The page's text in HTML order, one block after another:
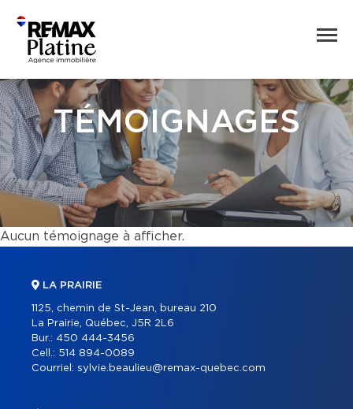
TÉMOIGNAGES
Aucun témoignage à afficher.
LA PRAIRIE
1125, chemin de St-Jean, bureau 210
La Prairie, Québec, J5R 2L6
Bur.: 450 444-3456
Cell.: 514 894-0089
Courriel: sylvie.beaulieu@remax-quebec.com